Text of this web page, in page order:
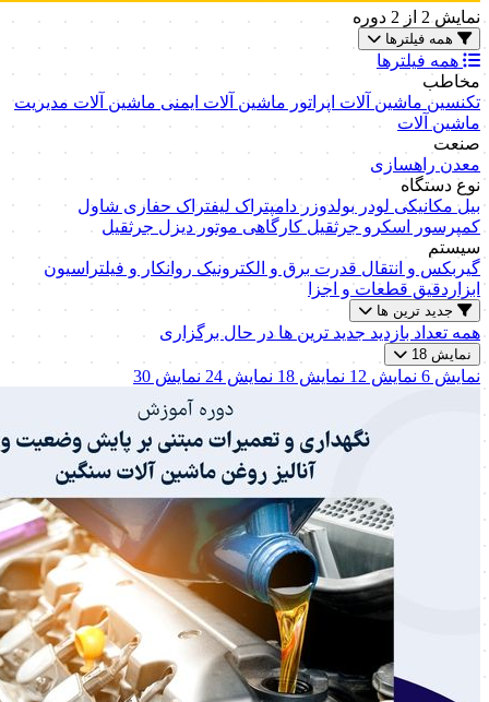
نمایش2 از 2 دوره
همه فیلترها
همه فیلترها
مخاطب
تکنسین ماشین آلات اپراتور ماشین آلات ایمنی ماشین آلات مدیریت
ماشین آلات
صنعت
معدن راهسازی
نوع دستگاه
بیل مکانیکی لودر بولدوزردامپتراک لیفتراک حفاری شاول
کمپرسور اسکرو جرثقیل کارگاهی موتور دیزل جرثقیل
سیستم
گیربکس و انتقال قدرت برق و الکترونیک روانکار و فیلتراسیون
ابزاردقیق قطعات و اجزا
جدید ترین ها
همه تعداد بازدید جدید ترین هادر حال برگزاری
نمایش 18
نمایش 6 نمایش 12 نمایش 18 نمایش 24 نمایش 30